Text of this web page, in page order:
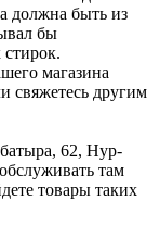
должна быть из
бы
стирок.
магазина
свяжетесь другим
62, Нур-
там
товары таких